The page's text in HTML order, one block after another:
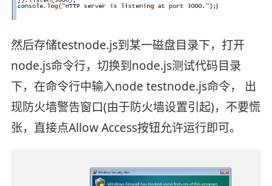
然后存储testnode.js到某一磁盘目录下，打开
node.js命令行，切换到node.js测试代码目录
下，在命令行中输入node testnode.js命令， 出
现防火墙警告窗口(由于防火墙设置引起)，不要慌
张，直接点Allow Access按钮允许运行即可。